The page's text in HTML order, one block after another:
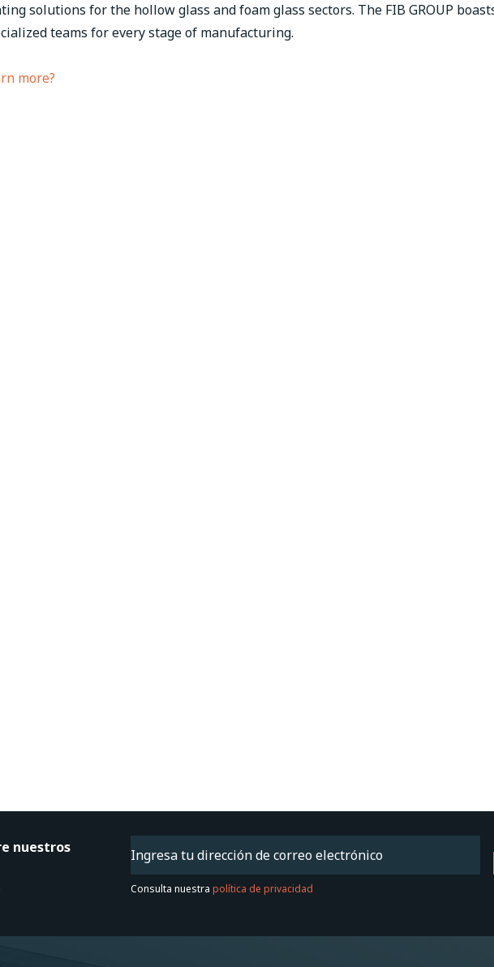
solutions for the hollow glass and foam glass sectors. The FIB GROUP
teams for every stage of manufacturing.
more?
nuestros
Email (Obligatorio)
Consulta nuestrapolítica de privacidad